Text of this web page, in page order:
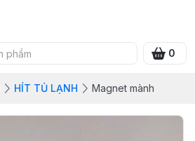
0
HÍT TỦ LẠNH Magnet mành